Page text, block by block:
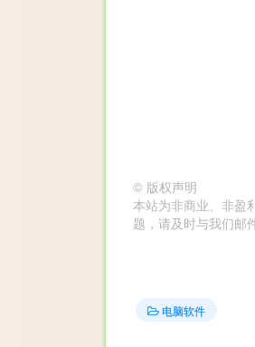
© 版权声明
本站为非商业、非盈
题，请及时与我们邮
电脑软件